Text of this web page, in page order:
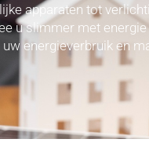
apparaten tot
u slimmer met
energieverbruik en